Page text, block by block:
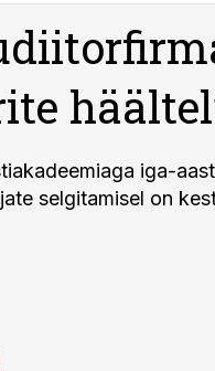
iga-
selgitamisel on